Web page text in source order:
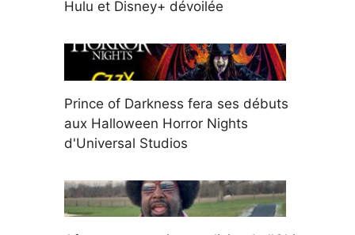
Hulu et Disney+ dévoilée
Prince of Darkness fera ses débuts
aux Halloween Horror Nights
d'Universal Studios